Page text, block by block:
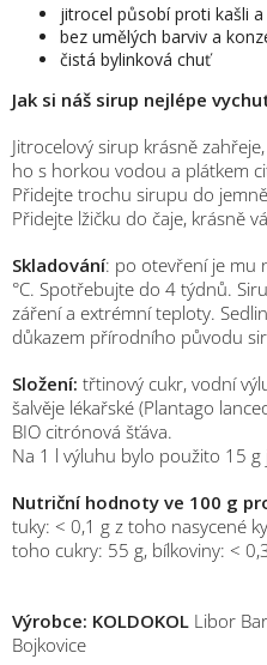
jitrocel působí proti kašli
bez umělých barviv a
čistá bylinková chuť
Jak si náš sirup nejlépe
Jitrocelový sirup krásně
ho s horkou vodou a plátkem
Přidejte trochu sirupu do
Přidejte lžičku do čaje, krásně
Skladování: po otevření je mu
°C. Spotřebujte do 4 týdnů.
záření a extrémní teploty.
důkazem přírodního původu
Složení: třtinový cukr, vodní
šalvěje lékařské (Plantago
BIO citrónová šťáva.
Na 1 l výluhu bylo použito 15 g
Nutriční hodnoty ve 100 g
tuky: < 0,1 g z toho nasycené
toho cukry: 55 g, bílkoviny: <
Výrobce: KOLDOKOL Libor
Bojkovice